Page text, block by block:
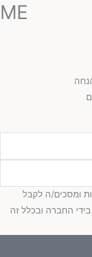
ME
ומסכים/ה לקבל
החברה ובכלל זה